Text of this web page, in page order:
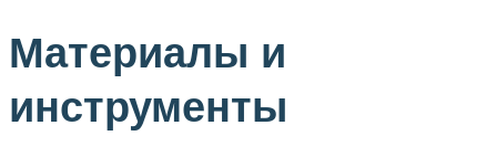
Материалы и
инструменты